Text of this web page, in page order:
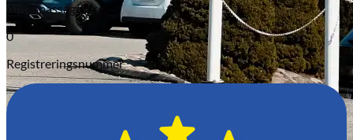
Antal passagerare
0
Registreringsnummer